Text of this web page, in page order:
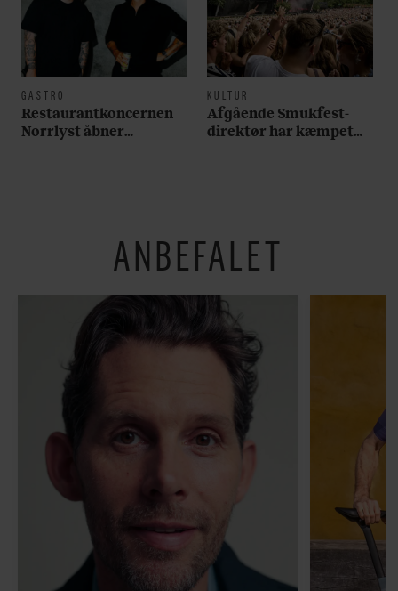
GASTRO
Restaurantkoncernen
Norrlyst åbner
KULTUR
Afgående Smukfest-
direktør har kæmpet
ANBEFALET